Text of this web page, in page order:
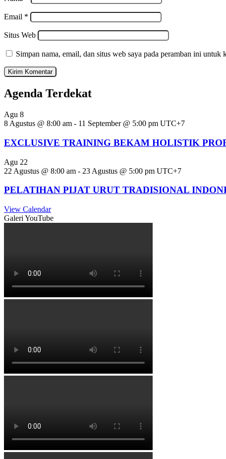
Email *
Situs Web
Simpan nama, email, dan situs web saya pada peramban ini untuk
Agenda Terdekat
Agu 8
8 Agustus @ 8:00 am - 11 September @ 5:00 pm UTC+7
EXCLUSIVE TRAINING BEKAM HOLISTIK
Agu 22
22 Agustus @ 8:00 am - 23 Agustus @ 5:00 pm UTC+7
PELATIHAN PIJAT URUT TRADISIONAL
View Calendar
Galeri YouTube